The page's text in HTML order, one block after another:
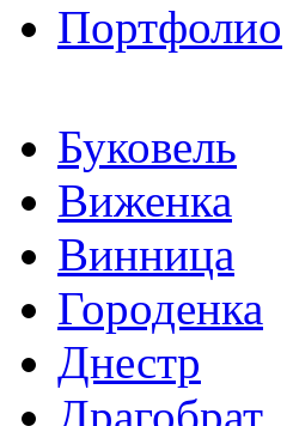
Портфолио
Буковель
Виженка
Винница
Городенка
Днестр